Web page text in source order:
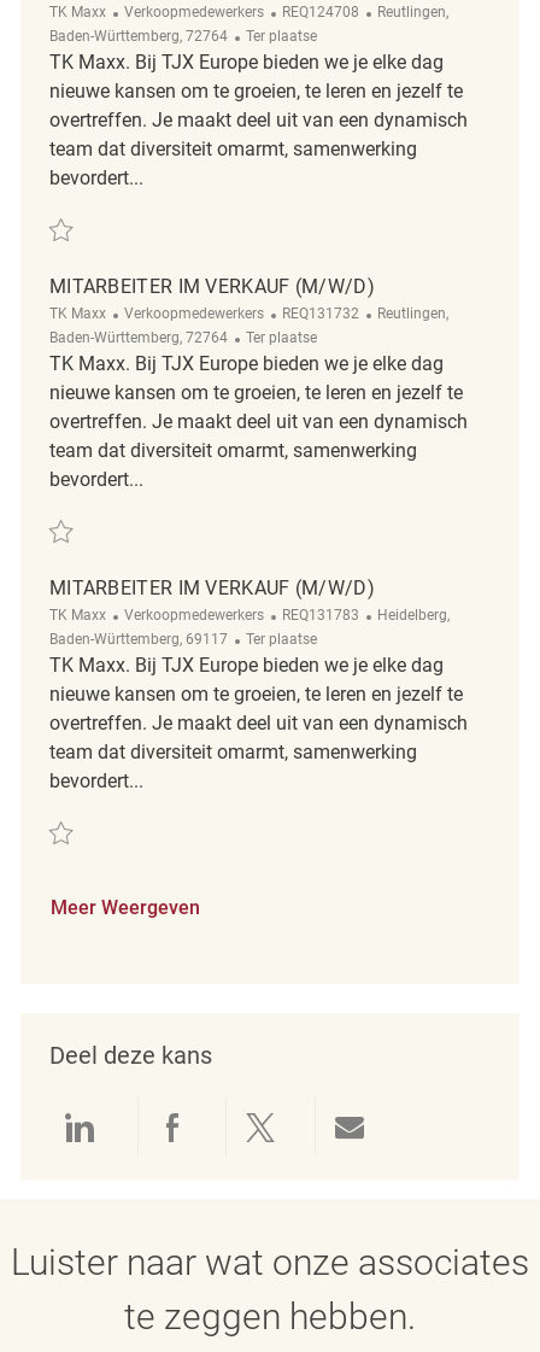
TK Maxx Categorie
Verkoopmedewerkers ReqId
REQ124708 Plaats
Reutlingen,
Baden-Württemberg, 72764
Afgelegen
Ter plaatse
TK Maxx. Bij TJX Europe bieden we je elke dag
nieuwe kansen om te groeien, te leren en jezelf te
overtreffen. Je maakt deel uit van een dynamisch
team dat diversiteit omarmt, samenwerking
bevordert...
Redden Mitarbeiter im Verkauf (m/w/d) REQ124708
MITARBEITER IM VERKAUF (M/W/D)
TK Maxx Categorie
Verkoopmedewerkers ReqId
REQ131732 Plaats
Reutlingen,
Baden-Württemberg, 72764
Afgelegen
Ter plaatse
TK Maxx. Bij TJX Europe bieden we je elke dag
nieuwe kansen om te groeien, te leren en jezelf te
overtreffen. Je maakt deel uit van een dynamisch
team dat diversiteit omarmt, samenwerking
bevordert...
Redden Mitarbeiter im Verkauf (m/w/d) REQ131732
MITARBEITER IM VERKAUF (M/W/D)
TK Maxx Categorie
Verkoopmedewerkers ReqId
REQ131783 Plaats
Heidelberg,
Baden-Württemberg, 69117
Afgelegen
Ter plaatse
TK Maxx. Bij TJX Europe bieden we je elke dag
nieuwe kansen om te groeien, te leren en jezelf te
overtreffen. Je maakt deel uit van een dynamisch
team dat diversiteit omarmt, samenwerking
bevordert...
Redden Mitarbeiter im Verkauf (m/w/d) REQ131783
Meer Weergeven
Deel deze kans
Delen via LinkedIn
Delen via Facebook
Delen via twitter
Luister naar wat onze associates
te zeggen hebben.